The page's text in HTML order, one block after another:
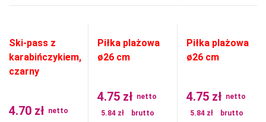
Ski-pass z
karabińczykiem,
czarny
4.70 zł netto
Piłka plażowa
ø26 cm
4.75 zł netto
5.84 zł brutto
Piłka plażowa
ø26 cm
4.75 zł netto
5.84 zł brutto